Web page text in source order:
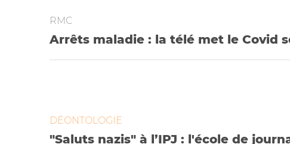
RMC
Arrêts maladie : la télé met le Covid
DÉONTOLOGIE
"Saluts nazis" à l’IPJ : l'école de